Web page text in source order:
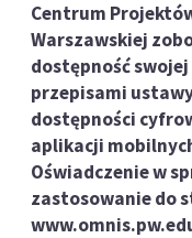
Centrum
Warszawskiej
dostępność
przepisami
dostępności
aplikacji
Oświadczenie w
zastosowanie do